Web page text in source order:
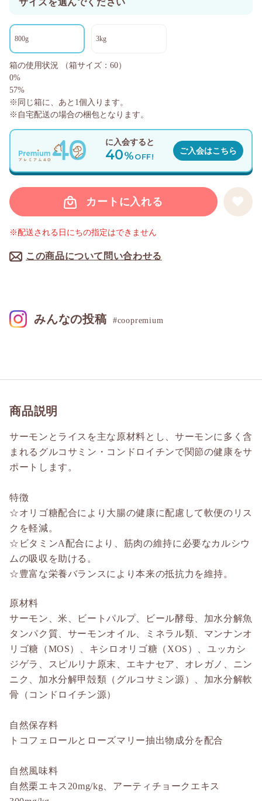
800g 3kg
カートに入れる
この商品について問い合わせる
※配送される日にちの指定はできません
に入会すると
40%OFF!
ご入会はこちら
箱の使用状況
（箱サイズ：60）
0%
57%
※同じ箱に、あと 1 個入ります。
※自宅配送の場合の梱包となります。
商品説明
サーモンとライスを主な原材料とし、サーモンに多く含
まれるグルコサミン・コンドロイチンで関節の健康をサ
ポートします。
特徴
☆オリゴ糖配合により大腸の健康に配慮して軟便のリス
クを軽減。
☆ビタミンA配合により、筋肉の維持に必要なカルシウ
ムの吸収を助ける。
☆豊富な栄養バランスにより本来の抵抗力を維持。
原材料
サーモン、米、ビートパルプ、ビール酵母、加水分解魚
タンパク質、サーモンオイル、ミネラル類、マンナンオ
リゴ糖（MOS）、キシロオリゴ糖（XOS）、ユッカシ
ジゲラ、スピルリナ原末、エキナセア、オレガノ、ニン
ニク、加水分解甲殻類（グルコサミン源）、加水分解軟
骨（コンドロイチン源）
自然保存料
トコフェロールとローズマリー抽出物成分を配合
自然風味料
自然栗エキス20mg/kg、アーティチョークエキス
みんなの投稿 #coopremium